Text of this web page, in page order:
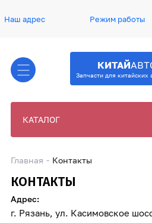
Наш адрес Режим работы
КИТАЙ
Запчасти для китайских
КАТАЛОГ
Главная Контакты
КОНТАКТЫ
Адрес:
г. Рязань, ул. Касимовское